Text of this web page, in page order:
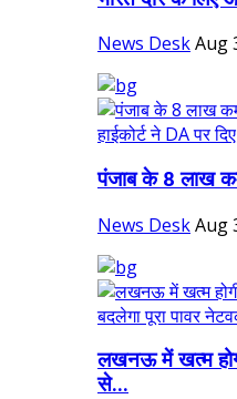
News DeskAug
पंजाब के 8 लाख
News DeskAug
लखनऊ में खत्म
से...